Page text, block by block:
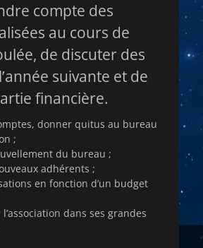
compte des
au cours de
de discuter des
suivante et de
financière.
donner quitus au bureau
;
du bureau ;
adhérents ;
en fonction d’un budget
dans ses grandes